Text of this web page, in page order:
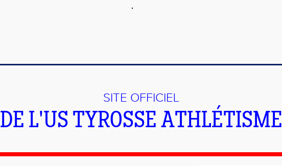
SITE OFFICIEL
DE L'US TYROSSE ATHLÉTISME